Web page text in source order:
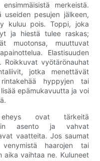
merkeistä.
useiden pesujen jälkeen,
kuluu pois. Toppi, joka
ja hiestä tulee raskas;
muotonsa, muuttuvat
Elastisuuden
Roikkuvat vyötärönauhat
jotka menettävät
hyppyjen tai
epämukavuutta ja voi
ovat tärkeitä
asento ja vahvat
vaatteita. Jos saumat
haarojen tai
aika vaihtaa ne. Kuluneet